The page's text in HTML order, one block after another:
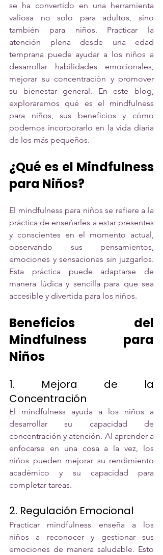
se ha convertido en una herramienta
valiosa no solo para adultos, sino
también para niños. Practicar la
atención plena desde una edad
temprana puede ayudar a los niños a
desarrollar habilidades emocionales,
mejorar su concentración y promover
su bienestar general. En este blog,
exploraremos qué es el mindfulness
para niños, sus beneficios y cómo
podemos incorporarlo en la vida diaria
de los más pequeños.
¿Qué es el Mindfulness
para Niños?
El mindfulness para niños se refiere a la
práctica de enseñarles a estar presentes
y conscientes en el momento actual,
observando sus pensamientos,
emociones y sensaciones sin juzgarlos.
Esta práctica puede adaptarse de
manera lúdica y sencilla para que sea
accesible y divertida para los niños.
Beneficios del
Mindfulness para
Niños
1. Mejora de la
Concentración
El mindfulness ayuda a los niños a
desarrollar su capacidad de
concentración y atención. Al aprender a
enfocarse en una cosa a la vez, los
niños pueden mejorar su rendimiento
académico y su capacidad para
completar tareas.
2. Regulación Emocional
Practicar mindfulness enseña a los
niños a reconocer y gestionar sus
emociones de manera saludable. Esto